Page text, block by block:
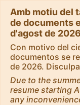
Amb motiu del
de documents
d'agost de
Con motivo del
documentos se
de 2026.
Due to the
resume starting
any